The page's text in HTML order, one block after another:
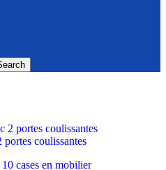
coulissantes